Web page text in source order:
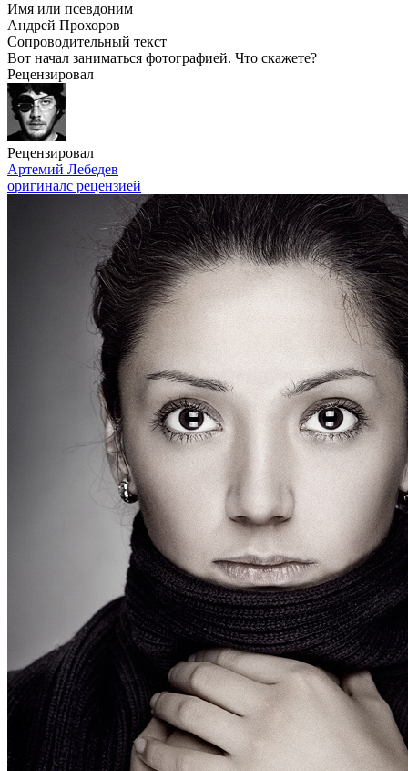
Имя или псевдоним
Андрей Прохоров
Сопроводительный текст
Вот начал заниматься фотографией. Что скажете?
Рецензировал
Рецензировал
Артемий Лебедев
оригиналс рецензией